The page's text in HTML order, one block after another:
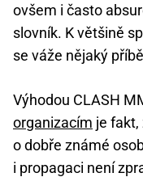
ovšem i často
slovník. K většině
se váže nějaký
Výhodou CLASH
organizacím je fakt,
o dobře známé
i propagaci není